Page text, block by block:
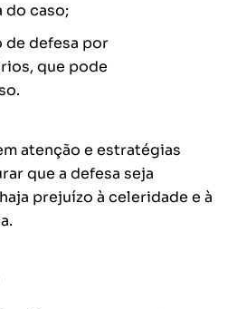
do caso;
defesa por
que pode
atenção e estratégias
que a defesa seja
prejuízo à celeridade e à